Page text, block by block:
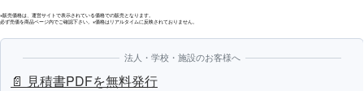
※販売価格は、運営サイトで表示されている価格での販売となります。
必ず売価を商品ページ内でご確認下さい。※価格はリアルタイムに反映されておりません。
法人・学校・施設のお客様へ
📄 見積書PDFを無料発行